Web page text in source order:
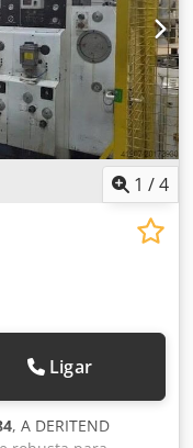
1 /4
Ligar
, A DERITEND